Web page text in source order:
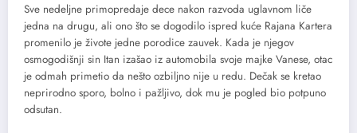
Sve nedeljne primopredaje dece nakon razvoda uglavnom liče
jedna na drugu, ali ono što se dogodilo ispred kuće Rajana Kartera
promenilo je živote jedne porodice zauvek. Kada je njegov
osmogodišnji sin Itan izašao iz automobila svoje majke Vanese, otac
je odmah primetio da nešto ozbiljno nije u redu. Dečak se kretao
neprirodno sporo, bolno i pažljivo, dok mu je pogled bio potpuno
odsutan.